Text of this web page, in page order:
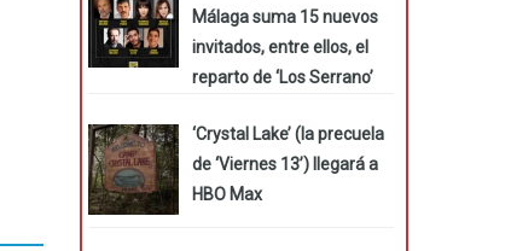
Málaga suma 15 nuevos
invitados, entre ellos, el
reparto de ‘Los Serrano’
‘Crystal Lake’ (la precuela
de ‘Viernes 13’) llegará a
HBO Max